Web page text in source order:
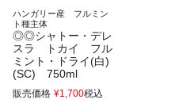
ハンガリー産 フルミン
ト種主体
◎◎シャトー・デレ
スラ トカイ フル
ミント・ドライ(白)
(SC) 750ml
販売価格 ¥1,700税込